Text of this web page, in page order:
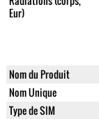
Eur)
Nom du Produit
Nom Unique
Type de SIM